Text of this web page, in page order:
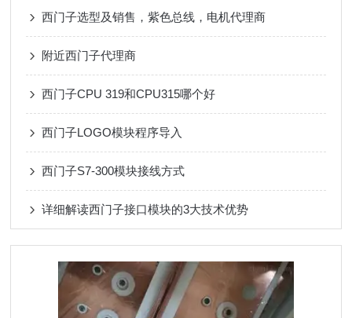
西门子选型及销售，紫色总线，电机代理商
附近西门子代理商
西门子CPU 319和CPU315哪个好
西门子LOGO模块程序导入
西门子S7-300模块接线方式
详细解读西门子接口模块的3大技术优势